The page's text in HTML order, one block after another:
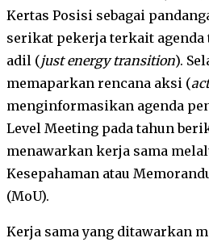
Kertas Posisi sebagai
serikat pekerja terkait
adil (just energy transition).
memaparkan rencana aksi (
menginformasikan agenda
Level Meeting pada tahun
menawarkan kerja sama
Kesepahaman atau
(MoU).
Kerja sama yang ditawarkan